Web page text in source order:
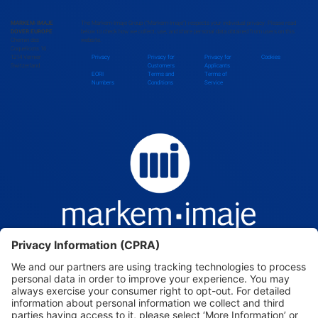
Bolivia
Bulgaria
MARKEM-IMAJE
DOVER EUROPE
Chemin des
Coquelicots 16
1214 Vernier
Switzerland
The Markem-Imaje Group (“Markem-Imaje”) respects your individual privacy. Please read
below to check how we collect, use, and share personal data obtained from users on this
website.
Privacy
Privacy for
Customers
Privacy for
Applicants
Cookies
EORI
Numbers
Terms and
Conditions
Terms of
Service